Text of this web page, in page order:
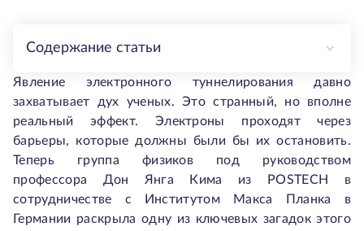
Содержание статьи
Явление электронного туннелирования давно
захватывает дух ученых. Это странный, но вполне
реальный эффект. Электроны проходят через
барьеры, которые должны были бы их остановить.
Теперь группа физиков под руководством
профессора Дон Янга Кима из POSTECH в
сотрудничестве с Институтом Макса Планка в
Германии раскрыла одну из ключевых загадок этого